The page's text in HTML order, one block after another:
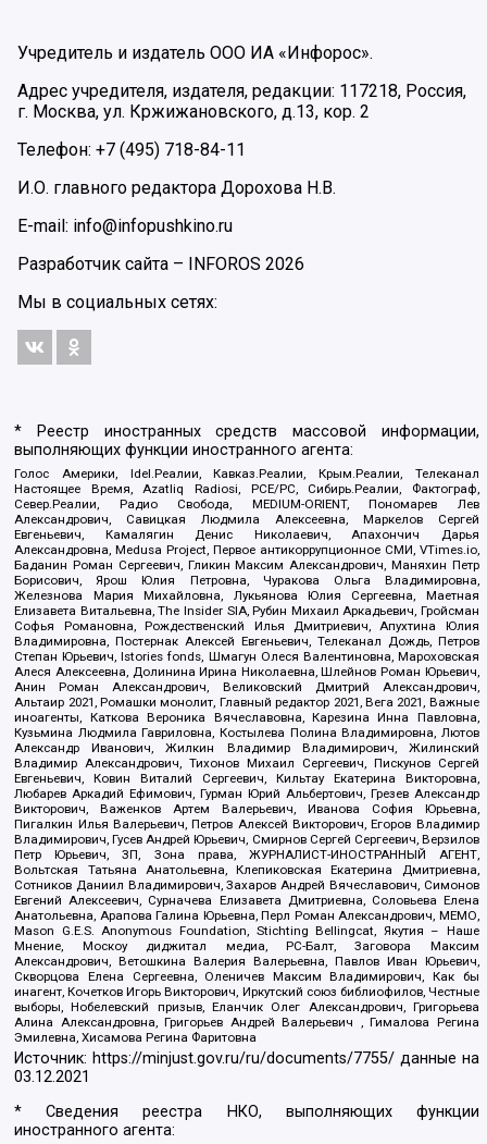
Учредитель и издатель ООО ИА «Инфорос».
Адрес учредителя, издателя, редакции: 117218, Россия,
г. Москва, ул. Кржижановского, д.13, кор. 2
Телефон: +7 (495) 718-84-11
И.О. главного редактора Дорохова Н.В.
E-mail: info@infopushkino.ru
Разработчик сайта – INFOROS 2026
Мы в социальных сетях:
* Реестр иностранных средств массовой информации,
выполняющих функции иностранного агента:
Голос Америки, Idel.Реалии, Кавказ.Реалии, Крым.Реалии, Телеканал
Настоящее Время, Azatliq Radiosi, PCE/PC, Сибирь.Реалии, Фактограф,
Север.Реалии, Радио Свобода, MEDIUM-ORIENT, Пономарев Лев
Александрович, Савицкая Людмила Алексеевна, Маркелов Сергей
Евгеньевич, Камалягин Денис Николаевич, Апахончич Дарья
Александровна, Medusa Project, Первое антикоррупционное СМИ, VTimes.io,
Баданин Роман Сергеевич, Гликин Максим Александрович, Маняхин Петр
Борисович, Ярош Юлия Петровна, Чуракова Ольга Владимировна,
Железнова Мария Михайловна, Лукьянова Юлия Сергеевна, Маетная
Елизавета Витальевна, The Insider SIA, Рубин Михаил Аркадьевич, Гройсман
Софья Романовна, Рождественский Илья Дмитриевич, Апухтина Юлия
Владимировна, Постернак Алексей Евгеньевич, Телеканал Дождь, Петров
Степан Юрьевич, Istories fonds, Шмагун Олеся Валентиновна, Мароховская
Алеся Алексеевна, Долинина Ирина Николаевна, Шлейнов Роман Юрьевич,
Анин Роман Александрович, Великовский Дмитрий Александрович,
Альтаир 2021, Ромашки монолит, Главный редактор 2021, Вега 2021, Важные
иноагенты, Каткова Вероника Вячеславовна, Карезина Инна Павловна,
Кузьмина Людмила Гавриловна, Костылева Полина Владимировна, Лютов
Александр Иванович, Жилкин Владимир Владимирович, Жилинский
Владимир Александрович, Тихонов Михаил Сергеевич, Пискунов Сергей
Евгеньевич, Ковин Виталий Сергеевич, Кильтау Екатерина Викторовна,
Любарев Аркадий Ефимович, Гурман Юрий Альбертович, Грезев Александр
Викторович, Важенков Артем Валерьевич, Иванова София Юрьевна,
Пигалкин Илья Валерьевич, Петров Алексей Викторович, Егоров Владимир
Владимирович, Гусев Андрей Юрьевич, Смирнов Сергей Сергеевич, Верзилов
Петр Юрьевич, ЗП, Зона права, ЖУРНАЛИСТ-ИНОСТРАННЫЙ АГЕНТ,
Вольтская Татьяна Анатольевна, Клепиковская Екатерина Дмитриевна,
Сотников Даниил Владимирович, Захаров Андрей Вячеславович, Симонов
Евгений Алексеевич, Сурначева Елизавета Дмитриевна, Соловьева Елена
Анатольевна, Арапова Галина Юрьевна, Перл Роман Александрович, МЕМО,
Mason G.E.S. Anonymous Foundation, Stichting Bellingcat, Якутия – Наше
Мнение, Москоу диджитал медиа, РС-Балт, Заговора Максим
Александрович, Ветошкина Валерия Валерьевна, Павлов Иван Юрьевич,
Скворцова Елена Сергеевна, Оленичев Максим Владимирович, Как бы
инагент, Кочетков Игорь Викторович, Иркутский союз библиофилов, Честные
выборы, Нобелевский призыв, Еланчик Олег Александрович, Григорьева
Алина Александровна, Григорьев Андрей Валерьевич , Гималова Регина
Эмилевна, Хисамова Регина Фаритовна
Источник: https://minjust.gov.ru/ru/documents/7755/ данные на
03.12.2021
* Сведения реестра НКО, выполняющих функции
иностранного агента: